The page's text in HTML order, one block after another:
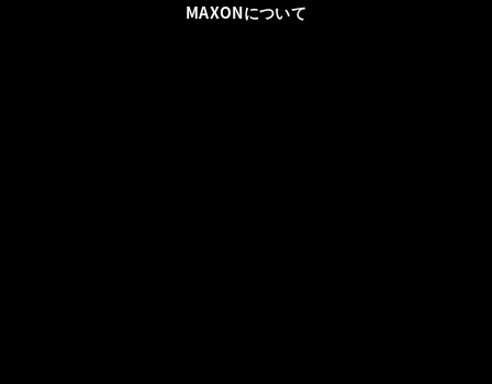
MAXONについて